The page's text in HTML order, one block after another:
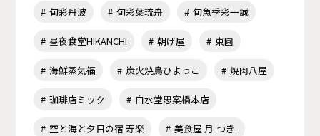
旬彩丹波 旬彩葉琉舟 旬魚季彩一誠
昼夜食堂HIKANCHI 朝げ屋 東園
海鮮蒸気福 炭火焼鳥ひよっこ 焼肉八屋
珈琲店ミック 白水堂思案橋本店
空と海と夕日の宿 寿楽 美食屋 月-つき-